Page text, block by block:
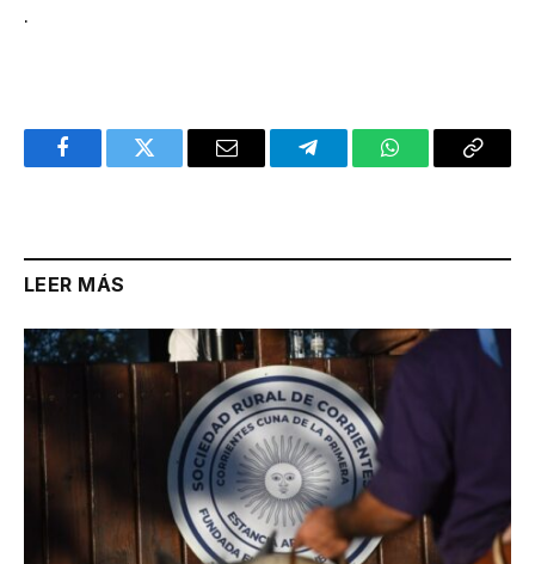
.
FacebookTwitter Email TelegramWhatsAppCopy
LEER MÁS